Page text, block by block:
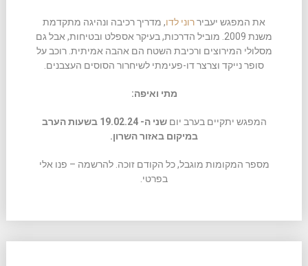
את המפגש יעביררוני לדו, מדריך רכיבה ונהיגה מתקדמת
משנת 2009. מוביל הדרכות, בעיקר אספלט ובטיחות, אבל גם
מסלולי המירוצים ורכיבת השטח הם אהבה אמיתית. רוכב על
סופר נייקד וצרצר דו-פעימתי לשיחרור הסוסים העצבנים.
מתי ואיפה:
המפגש יתקיים בערב יום
שני ה- 19.02.24 בשעות הערב
במיקום באזור השרון.
מספר המקומות מוגבל, כל הקודם זוכה. להרשמה – פנו אלי
בפרטי.